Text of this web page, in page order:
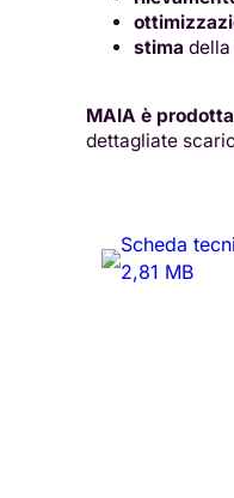
stima della
MAIA è
dettagliate
Scheda
2,81 MB